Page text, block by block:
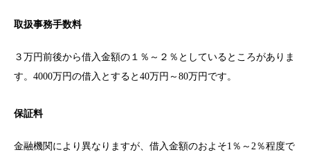
取扱事務手数料
３万円前後から借入金額の１％～２％としているところがありま
す。4000万円の借入とすると40万円～80万円です。
保証料
金融機関により異なりますが、借入金額のおよそ1％～2％程度で